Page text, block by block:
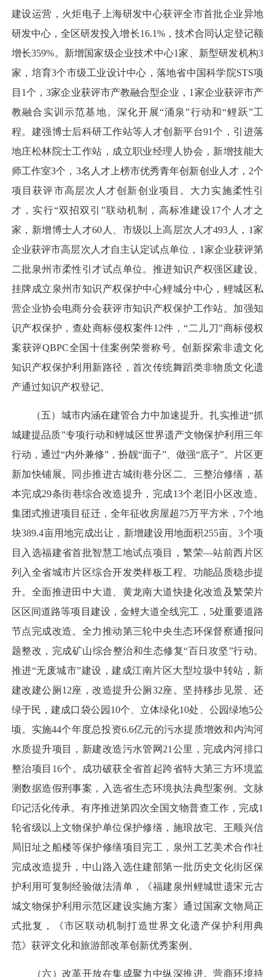
建设运营，火炬电子上海研发中心获评全市首批企业异地
研发中心，全区研发投入增长16.1%，技术合同认定登记额
增长359%。新增国家级企业技术中心1家、新型研发机构3
家，培育3个市级工业设计中心，落地省中国科学院STS项
目1个，3家企业获评市产教融合型企业，1家企业获评市产
教融合实训示范基地。深化开展“涌泉”行动和“鲤跃”工
程。建强博士后科研工作站等人才创新平台91个，引进落
地庄松林院士工作站，成立职业经理人协会，新增技能大
师工作室3个，3名人才上榜市优秀青年创新创业人才，2个
项目获评市高层次人才创新创业项目。大力实施柔性引
才，实行“双招双引”联动机制，高标准建设17个人才之
家，新增博士人才60人、市级以上高层次人才493人，1家
企业获评市高层次人才自主认定试点单位，1家企业获评第
二批泉州市柔性引才试点单位。推进知识产权强区建设。
挂牌成立泉州市知识产权保护中心鲤城分中心，鲤城区私
营企业协会电商分会获评市知识产权保护工作站。加强知
识产权保护，查处商标侵权案件12件，“二儿刀”商标侵权
案获评QBPC全国十佳案例荣誉称号。创新探索非遗文化
知识产权保护利用新路径，首次传统舞蹈类非物质文化遗
产通过知识产权登记。
（五）城市内涵在建管合力中加速提升。扎实推进“抓
城建提品质”专项行动和鲤城区世界遗产文物保护利用三年
行动，通过“内外兼修”，扮靓“面子”、做强“底子”。片区更
新加快铺展。同步推进古城街巷分区二、三整治修缮，基
本完成29条街巷综合改造提升，完成13个老旧小区改造。
集团式推进项目征迁，全年征收房屋超75万平方米，7个地
块389.4亩用地完成出让，新增建设用地面积255亩。3个项
目入选福建省首批智慧工地试点项目，繁荣—站前西片区
列入全省城市片区综合开发类样板工程。功能品质稳步提
升。全面推进田中大道、黄龙南大道快捷化改造及繁荣片
区区间道路等项目建设，金鲤大道全线完工，5处重要道路
节点完成改造。全力推动第三轮中央生态环保督察通报问
题整改，完成矿山综合整治和生态修复“百日攻坚”行动。
推进“无废城市”建设，建成江南片区大型垃圾中转站，新
建改建公厕12座，改造提升公厕32座。坚持移步见景、还
绿于民，建成口袋公园10个、立体绿化10处、公园绿地5公
顷。实施44个年度总投资6.6亿元的污水提质增效和内沟河
水质提升项目，新建改造污水管网21公里，完成内河排口
整治项目16个。成功破获全省首起跨省特大第三方环境监
测数据造假刑事案，入选省生态环境执法典型案例。文脉
印记活化传承。有序推进第四次全国文物普查工作，完成1
轮省级以上文物保护单位保护修缮，施琅故宅、王顺兴信
局旧址之船楼等保护修缮项目完工，泉州工艺美术合作社
完成改造提升，中山路入选住建部第一批历史文化街区保
护利用可复制经验做法清单，《福建泉州鲤城世遗宋元古
城文物保护利用示范区建设实施方案》通过国家文物局正
式批复，《市区联动机制打造世界文化遗产保护利用典
范》获评文化和旅游部改革创新优秀案例。
（六）改革开放在集成聚力中纵深推进。营商环境持